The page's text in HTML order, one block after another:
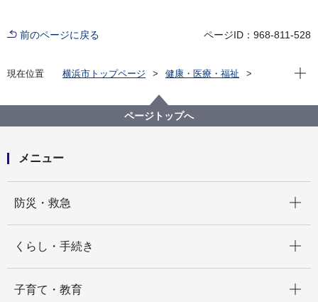
前のページに戻る ページID：968-811-528
現在位置 横浜市トップページ
健康・医療・福祉
障害者差別解消法への対応
（障害者差別事例3）不明 地域
現在
ページトップへ
メニュー
防災・救急
くらし・手続き
子育て・教育